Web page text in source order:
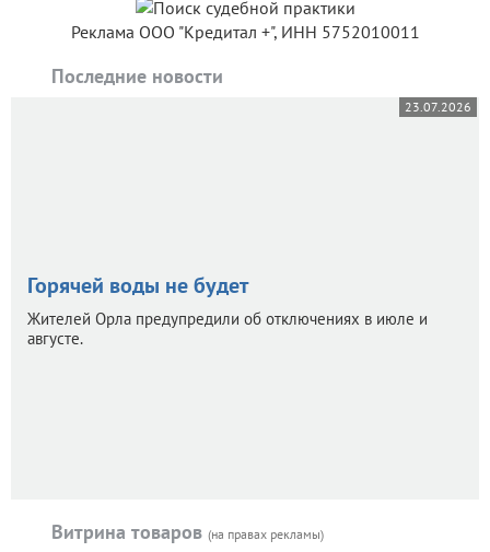
Реклама ООО "Кредитал +", ИНН 5752010011
Последние новости
23.07.2026
Горячей воды не будет
Жителей Орла предупредили об отключениях в июле и
августе.
Витрина товаров (на правах рекламы)